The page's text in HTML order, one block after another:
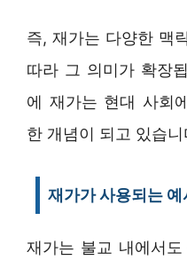
즉, 재가는 다양한 맥
따라 그 의미가 확장
에 재가는 현대 사회
한 개념이 되고 있습니
재가가 사용되는 예
재가는 불교 내에서